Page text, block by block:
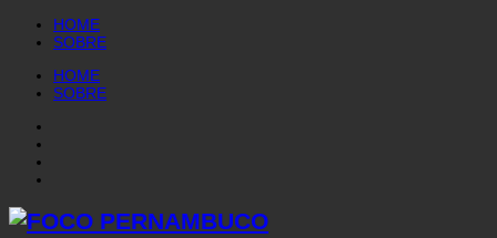
HOME
SOBRE
HOME
SOBRE